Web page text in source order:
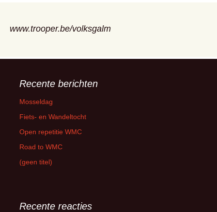
www.trooper.be/volksgalm
Recente berichten
Mosseldag
Fiets- en Wandeltocht
Open repetitie WMC
Road to WMC
(geen titel)
Recente reacties